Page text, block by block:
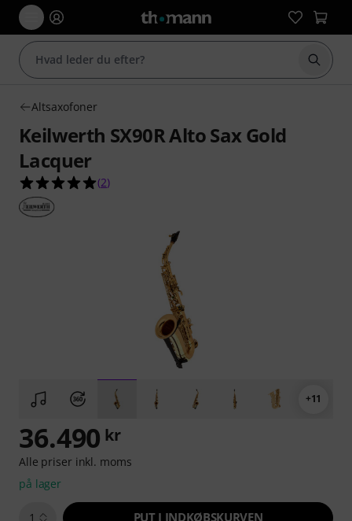
Start
Altsaxofoner
Keilwerth SX90R Alto Sax Gold
Lacquer
5.0 ud af 5 stjerner fra 2 kundebedømmelser
(2)
+11
36.490 kr
Alle priser inkl. moms
på lager
1 PUT I INDKØBSKURVEN